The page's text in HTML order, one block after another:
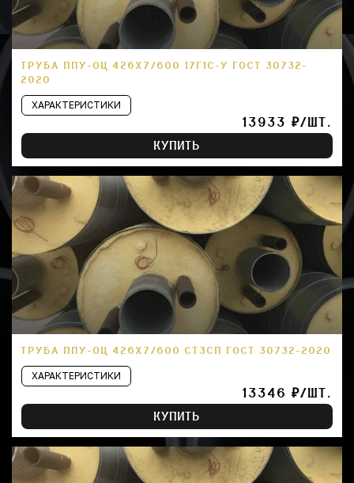
ТРУБА ППУ-ОЦ 426Х7/600 17Г1С-У ГОСТ 30732-
2020
ХАРАКТЕРИСТИКИ
13933 ₽/ШТ.
КУПИТЬ
ТРУБА ППУ-ОЦ 426Х7/600 СТ3СП ГОСТ 30732-2020
ХАРАКТЕРИСТИКИ
13346 ₽/ШТ.
КУПИТЬ